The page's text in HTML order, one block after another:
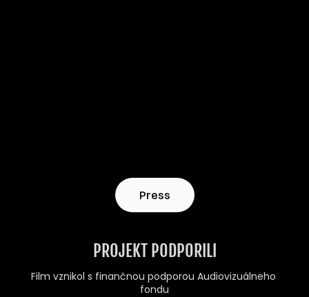
Press
PROJEKT PODPORILI
Film vznikol s finančnou podporou Audiovizuálneho
fondu